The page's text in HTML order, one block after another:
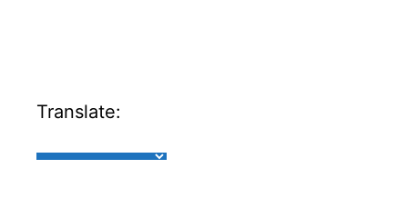
Translate: